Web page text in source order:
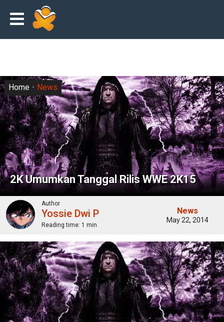
2K Umumkan Tanggal Rilis WWE 2K15
Home News
Author
Yossie Dwi P
Reading time: 1 min
News
May 22, 2014